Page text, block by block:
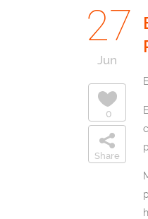
27
Jun
0
Share